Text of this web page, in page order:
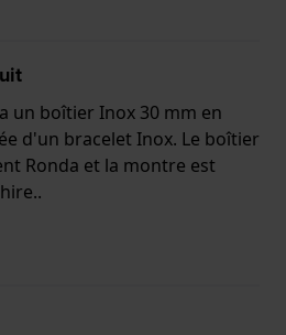
un boîtier Inox 30 mm en
d'un bracelet Inox. Le boîtier
Ronda et la montre est
signifie que la montre